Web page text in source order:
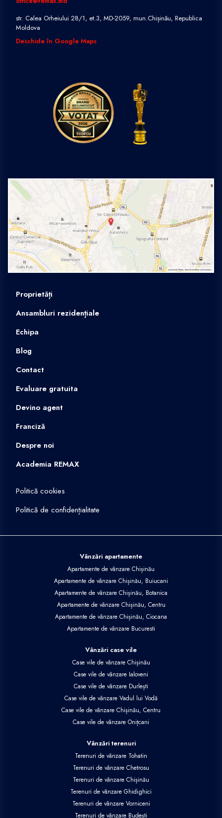
str. Calea Orheiului 28/1, et.3, MD-2059, mun.Chișinău, Republica
Moldova
Deschide în Google Maps
Proprietăți
Ansambluri rezidențiale
Echipa
Blog
Contact
Evaluare gratuita
Devino agent
Franciză
Despre noi
Academia REMAX
Politică cookies
Politică de confidențialitate
Vânzări apartamente
Apartamente de vânzare Chișinău
Apartamente de vânzare Chișinău, Buiucani
Apartamente de vânzare Chișinău, Botanica
Apartamente de vânzare Chișinău, Centru
Apartamente de vânzare Chișinău, Ciocana
Apartamente de vânzare Bucuresti
Vânzări case vile
Case vile de vânzare Chișinău
Case vile de vânzare Ialoveni
Case vile de vânzare Durlești
Case vile de vânzare Vadul lui Vodă
Case vile de vânzare Chișinău, Centru
Case vile de vânzare Onițcani
Vânzări terenuri
Terenuri de vânzare Tohatin
Terenuri de vânzare Chetrosu
Terenuri de vânzare Chișinău
Terenuri de vânzare Ghidighici
Terenuri de vânzare Vorniceni
Terenuri de vânzare Budești